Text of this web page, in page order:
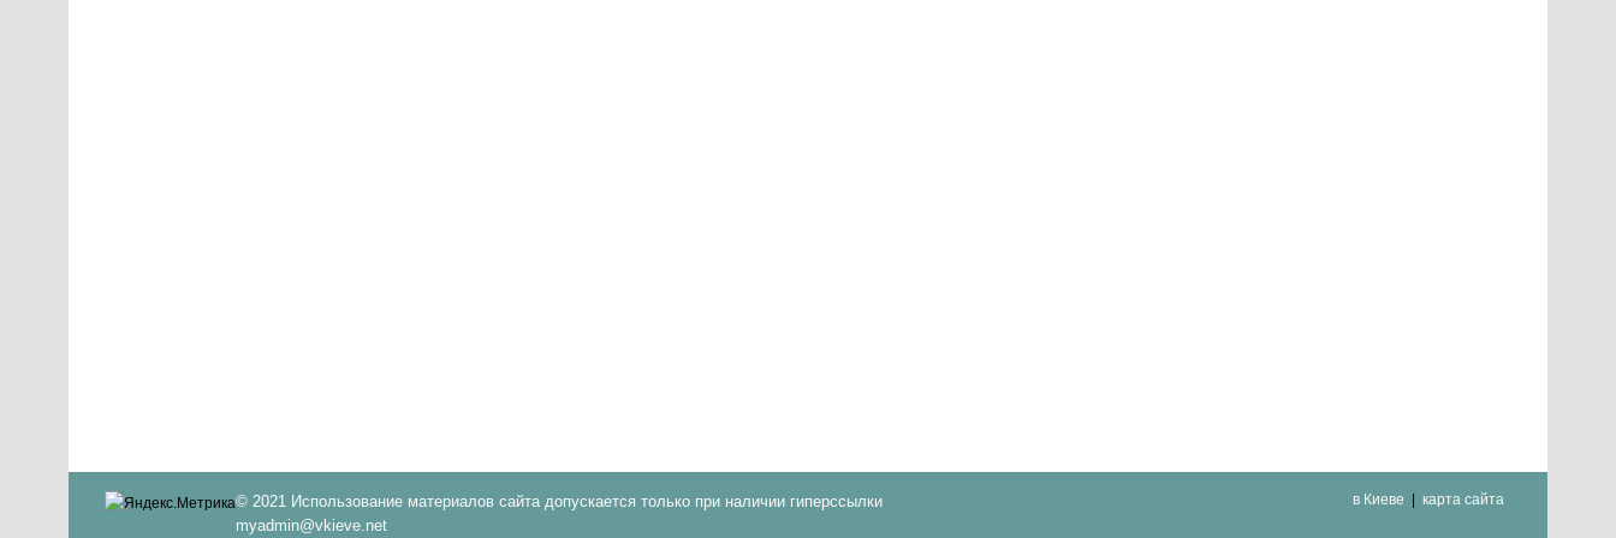
в Киеве карта сайта
© 2021 Использование материалов сайта допускается только при наличии гиперссылки
myadmin@vkieve.net